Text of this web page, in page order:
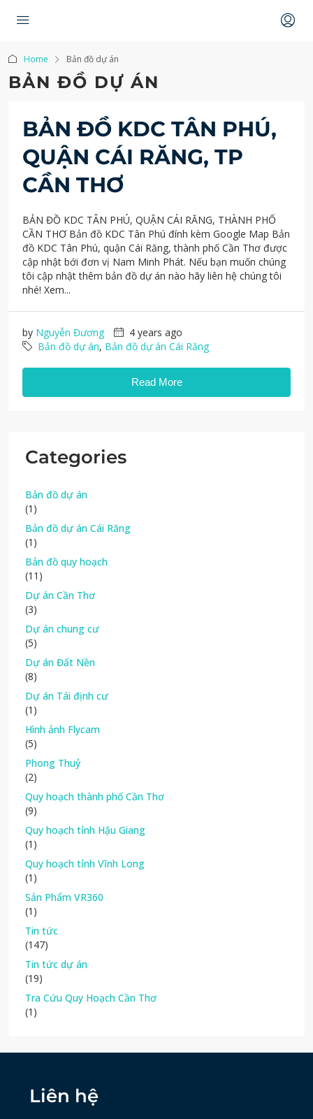
Home Bản đồ dự án
BẢN ĐỒ DỰ ÁN
BẢN ĐỒ KDC TÂN PHÚ,
QUẬN CÁI RĂNG, TP
CẦN THƠ
BẢN ĐỒ KDC TÂN PHÚ, QUẬN CÁI RĂNG, THÀNH PHỐ
CẦN THƠ Bản đồ KDC Tân Phú đính kèm Google Map Bản
đồ KDC Tân Phú, quận Cái Răng, thành phố Cần Thơ được
cập nhật bới đơn vị Nam Minh Phát. Nếu bạn muốn chúng
tôi cập nhật thêm bản đồ dự án nào hãy liên hệ chúng tôi
nhé! Xem...
by Nguyễn Đương
4 years ago
Bản đồ dự án, Bản đồ dự án Cái Răng
Read More
Categories
Bản đồ dự án
(1)
Bản đồ dự án Cái Răng
(1)
Bản đồ quy hoạch
(11)
Dự án Cần Thơ
(3)
Dự án chung cư
(5)
Dự án Đất Nền
(8)
Dự án Tái định cư
(1)
Hình ảnh Flycam
(5)
Phong Thuỷ
(2)
Quy hoạch thành phố Cần Thơ
(9)
Quy hoạch tỉnh Hậu Giang
(1)
Quy hoạch tỉnh Vĩnh Long
(1)
Sản Phẩm VR360
(1)
Tin tức
(147)
Tin tức dự án
(19)
Tra Cứu Quy Hoạch Cần Thơ
(1)
Liên hệ